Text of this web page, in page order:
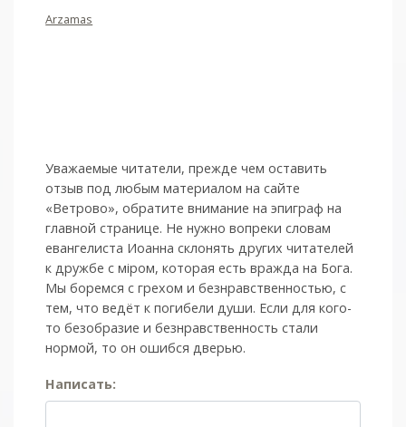
Arzamas
Уважаемые читатели, прежде чем оставить
отзыв под любым материалом на сайте
«Ветрово», обратите внимание на эпиграф на
главной странице. Не нужно вопреки словам
евангелиста Иоанна склонять других читателей
к дружбе с мiром, которая есть вражда на Бога.
Мы боремся с грехом и без­нрав­ствен­ностью, с
тем, что ведёт к погибели души. Если для кого-
то безобразие и безнравственность стали
нормой, то он ошибся дверью.
Написать: